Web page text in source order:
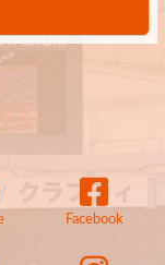
Facebook